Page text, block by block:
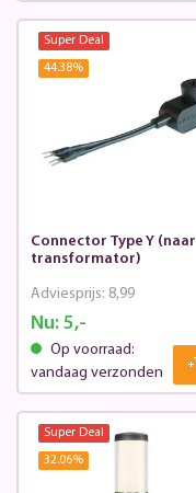
Super Deal
44.38%
Connector Type Y (naar
transformator)
Nu:5,-
Adviesprijs: 8,99
Op voorraad:
vandaag verzonden
Super Deal
32.06%